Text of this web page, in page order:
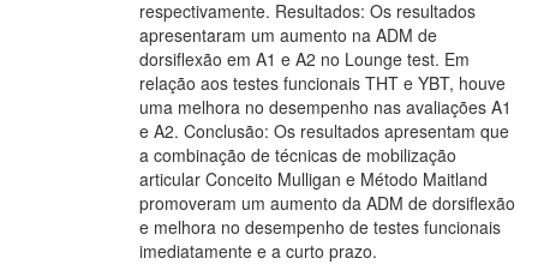
respectivamente. Resultados: Os resultados
apresentaram um aumento na ADM de
dorsiflexão em A1 e A2 no Lounge test. Em
relação aos testes funcionais THT e YBT, houve
uma melhora no desempenho nas avaliações A1
e A2. Conclusão: Os resultados apresentam que
a combinação de técnicas de mobilização
articular Conceito Mulligan e Método Maitland
promoveram um aumento da ADM de dorsiflexão
e melhora no desempenho de testes funcionais
imediatamente e a curto prazo.